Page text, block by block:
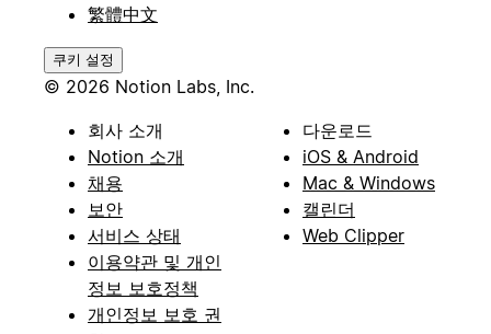
繁體中文
쿠키 설정
© 2026 Notion Labs, Inc.
회사 소개
Notion 소개
채용
보안
서비스 상태
이용약관 및 개인
정보 보호정책
개인정보 보호 권
다운로드
iOS & Android
Mac & Windows
캘린더
Web Clipper